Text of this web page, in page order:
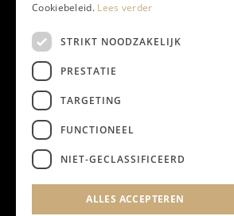
Aanmelden nieuwsbrief
Cookiebeleid. Lees verder
STRIKT NOODZAKELIJK
PRESTATIE
TARGETING
FUNCTIONEEL
NIET-GECLASSIFICEERD
ALLES ACCEPTEREN